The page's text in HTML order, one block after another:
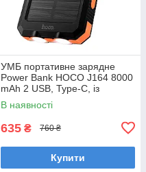
УМБ портативне зарядне
Power Bank HOCO J164 8000
mAh 2 USB, Type-C, із
сонячною панеллю, чорне
В наявності
635 ₴ 760 ₴
Купити